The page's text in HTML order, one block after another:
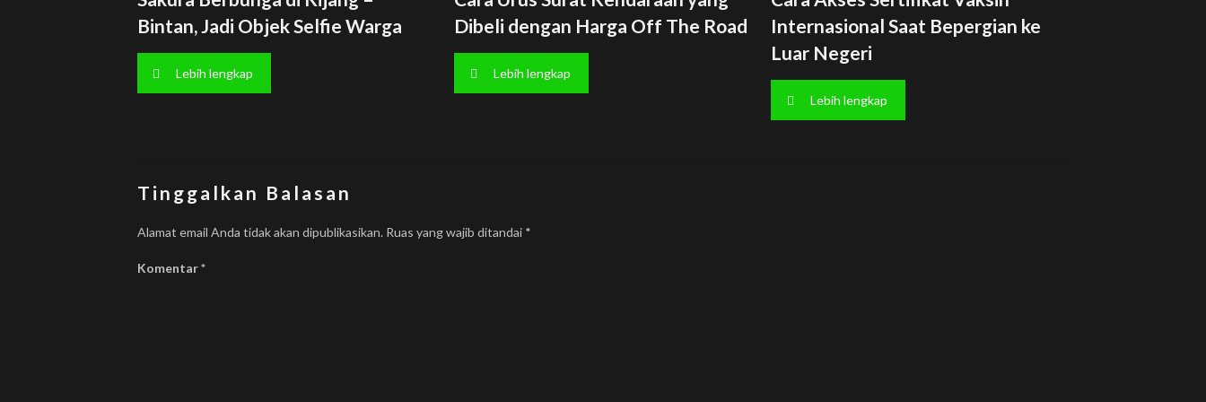
Bintan, Jadi Objek Selfie Warga
Lebih lengkap
Dibeli dengan Harga Off The Road
Lebih lengkap
Internasional Saat Bepergian ke
Luar Negeri
Lebih lengkap
Tinggalkan Balasan
Alamat email Anda tidak akan dipublikasikan. Ruas yang wajib ditandai *
Komentar*